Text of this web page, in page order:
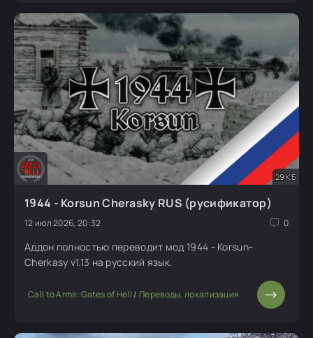
29 КБ
1944 - Korsun Cherasky RUS (русификатор)
12 июл 2026, 20:32 0
Аддон полностью переводит мод 1944 - Korsun-
Cherkasy v1.13 на русский язык.
Call to Arms: Gates of Hell / Переводы, локализация